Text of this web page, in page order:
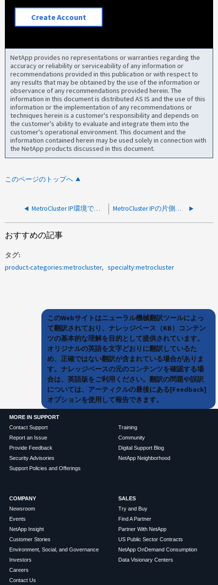
Create Account
NetApp provides no representations or warranties regarding the
accuracy or reliability or serviceability of any information or
recommendations provided in this publication or with respect to
any results that may be obtained by the use of the information or
observance of any recommendations provided herein. The
information in this document is distributed AS IS and the use of this
information or the implementation of any recommendations or
techniques herein is a customer's responsibility and depends on
the customer's ability to evaluate and integrate them into the
customer's operational environment. This document and the
information contained herein may be used solely in connection with
the NetApp products discussed in this document.
このページのトップへ
MetroCluster IP環境でリモートディスクに障害があるためCPが長い MetroCluster IPの片側でストレージへのアクセスが失われる
おすすめの記事
タグ
product-categories:metrocluster
specialty:metrocluster
このWebサイトはニューラル機械翻訳ツールによっ
て翻訳されており、ナレッジベース（KB）コンテン
ツの基本的な理解を目的として提供されています。
オリジナルの英語を文字どおりに翻訳しているた
め、正確ではない翻訳が含まれている場合がありま
す。ナレッジベースの元のコンテンツを確認する場
合は、英語版をご利用ください。翻訳の問題や誤訳
については、アーティクルの最後にある[Feedback]
オプションを使用して報告できます。
MORE IN SUPPORT
Contact Support
Report an Issue
Provide Feedback
Security Advisories
Support Policies and Offerings
Training
Community
Digital Support Blog
NetApp Neighborhood
COMPANY
Newsroom
Events
NetApp Insight
Customer Stories
Environment, Social, and Governance
Investors
Careers
Contact Us
SALES
Try and Buy
Find A Partner
Partner With NetApp
US Public Sector Contracts
NetApp OnDemand Consumption
Data Visionary Centers